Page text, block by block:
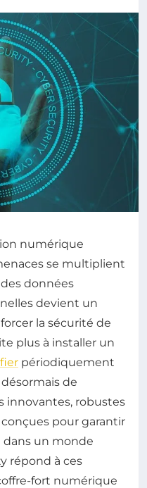
numérique
se multiplient
données
devient un
la sécurité de
plus à installer un
périodiquement
désormais de
innovantes, robustes
pour garantir
un monde
répond à ces
fort numérique